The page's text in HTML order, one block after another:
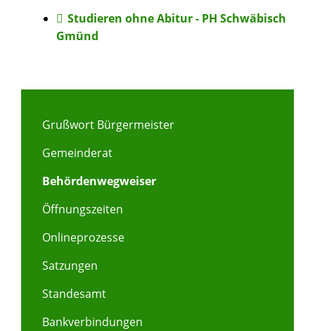
Studieren ohne Abitur - PH Schwäbisch
Gmünd
Grußwort Bürgermeister
Gemeinderat
Behördenwegweiser
Öffnungszeiten
Onlineprozesse
Satzungen
Standesamt
Bankverbindungen